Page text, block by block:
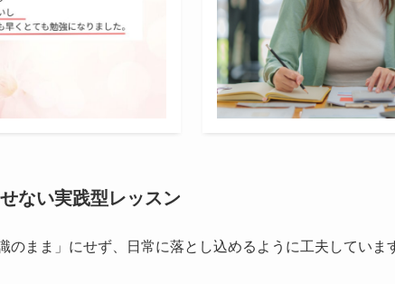
ない実践型レッスン
のまま」にせず、日常に落とし込めるように工夫していま